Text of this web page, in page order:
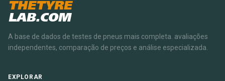
THETYRE
LAB.COM
A base de dados de testes de pneus mais completa. avaliações
independentes, comparação de preços e análise especializada.
EXPLORAR